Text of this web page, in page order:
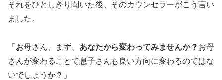
それをひとしきり聞いた後、そのカウンセラーがこう言い
ました。
「お母さん、まず、 あなたから変わってみませんか？ お母
さんが変わることで息子さんも良い方向に変わるのではな
いでしょうか？」